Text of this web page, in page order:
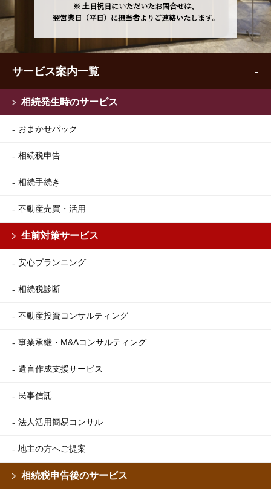
※ 土日祝日にいただいたお問合せは、
翌営業日（平日）に担当者よりご連絡いたします。
サービス案内一覧
相続発生時のサービス
おまかせパック
相続税申告
相続手続き
不動産売買・活用
生前対策サービス
安心プランニング
相続税診断
不動産投資コンサルティング
事業承継・M&Aコンサルティング
遺言作成支援サービス
民事信託
法人活用簡易コンサル
地主の方へご提案
相続税申告後のサービス